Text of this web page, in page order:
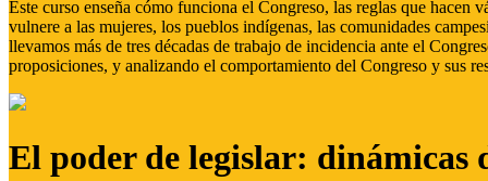
Este curso enseña cómo funciona el Congreso, las reglas que
vulnere a las mujeres, los pueblos indígenas, las comunidades
llevamos más de tres décadas de trabajo de incidencia ante el
proposiciones, y analizando el comportamiento del Congreso y sus
El poder de legislar: dinámicas